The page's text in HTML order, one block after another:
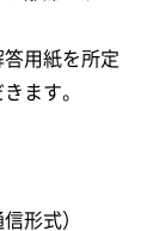
答用紙を所定
ます。
形式）